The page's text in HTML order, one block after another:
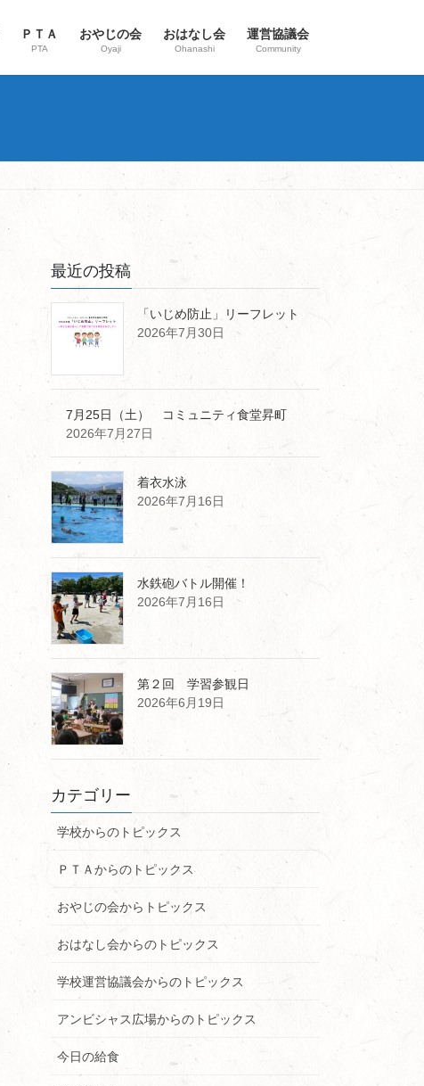
ＰＴＡ
PTA
おやじの会
Oyaji
おはなし会
Ohanashi
運営協議会
Community
最近の投稿
「いじめ防止」リーフレット
2026年7月30日
7月25日（土） コミュニティ食堂昇町
2026年7月27日
着衣水泳
2026年7月16日
水鉄砲バトル開催！
2026年7月16日
第２回 学習参観日
2026年6月19日
カテゴリー
学校からのトピックス
ＰＴＡからのトピックス
おやじの会からトピックス
おはなし会からのトピックス
学校運営協議会からのトピックス
アンビシャス広場からのトピックス
今日の給食